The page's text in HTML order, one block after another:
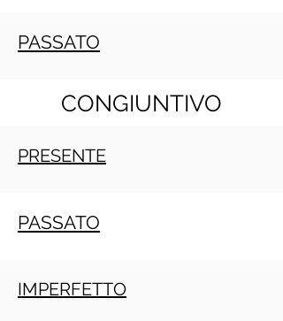
PASSATO
CONGIUNTIVO
PRESENTE
PASSATO
IMPERFETTO